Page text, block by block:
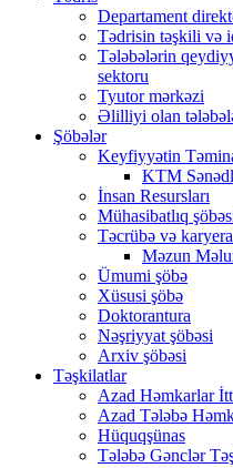
Departament
Tədrisin təşkili və
Tələbələrin
sektoru
Tyutor mərkəzi
Əlilliyi olan
Şöbələr
Keyfiyyətin
KTM
İnsan Resursları
Mühasibatlıq
Təcrübə və
Məzun
Ümumi şöbə
Xüsusi şöbə
Doktorantura
Nəşriyyat şöbəsi
Arxiv şöbəsi
Təşkilatlar
Azad Həmkarlar
Azad Tələbə
Hüquqşünas
Tələbə Gənclər